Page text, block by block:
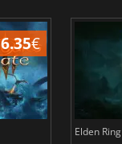
€
Elden Ring